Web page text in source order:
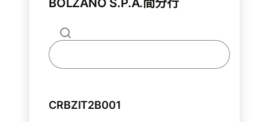
BOLZANO S.P.A.間分行
CRBZIT2B001